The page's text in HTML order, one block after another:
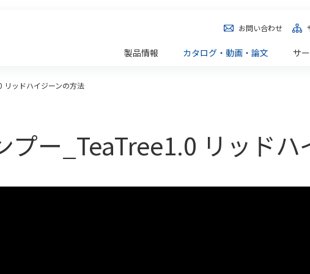
お問い合わせ
製品情報 カタログ・動画・論文 サ
リッドハイジーンの方法
プー_TeaTree1.0 リッド